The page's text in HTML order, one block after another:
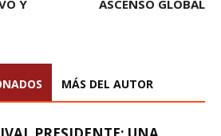
Y
ASCENSO GLOBAL
MÁS DEL AUTOR